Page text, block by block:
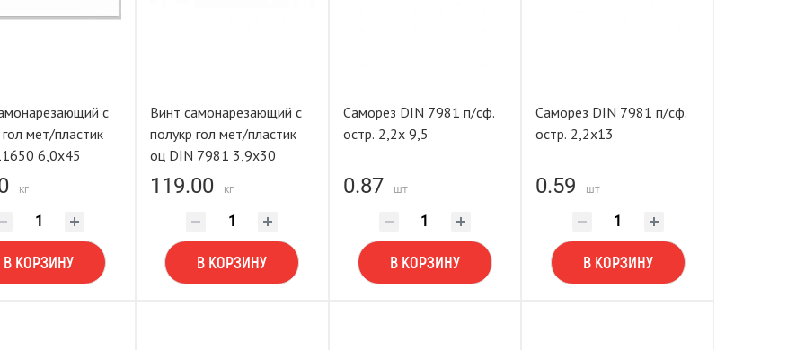
с
мет/пластик
6,0х45
кг
В КОРЗИНУ
Винт самонарезающий с
полукр гол мет/пластик
оц DIN 7981 3,9х30
119.00 кг
В КОРЗИНУ
Саморез DIN 7981 п/сф.
остр. 2,2х 9,5
0.87 шт
В КОРЗИНУ
Саморез DIN 7981 п/сф.
остр. 2,2х13
0.59 шт
В КОРЗИНУ